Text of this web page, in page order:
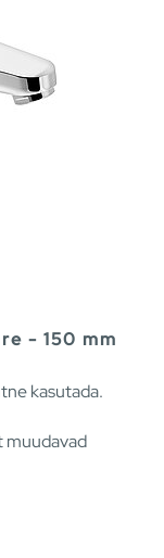
- 150 mm
kasutada.
muudavad